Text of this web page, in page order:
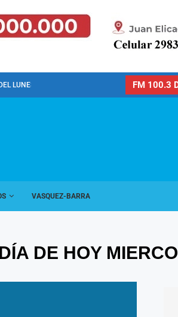
LUNES 10 DE... FM 100.3
VASQUEZ-BARRA
DE HOY